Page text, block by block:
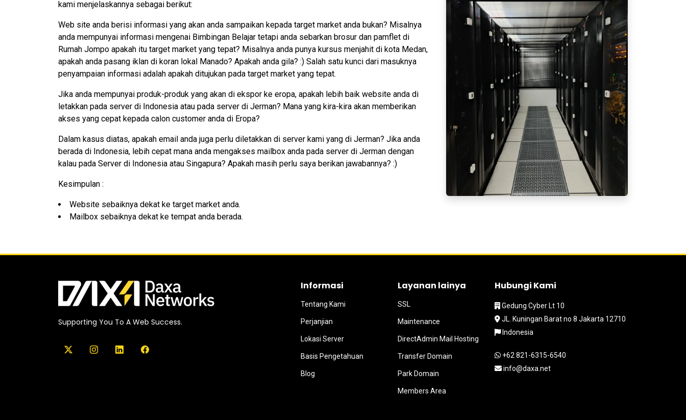
kami menjelaskannya sebagai berikut:
Web site anda berisi informasi yang akan anda sampaikan kepada target market anda bukan? Misalnya
anda mempunyai informasi mengenai Bimbingan Belajar tetapi anda sebarkan brosur dan pamflet di
Rumah Jompo apakah itu target market yang tepat? Misalnya anda punya kursus menjahit di kota Medan,
apakah anda pasang iklan di koran lokal Manado? Apakah anda gila? :) Salah satu kunci dari masuknya
penyampaian informasi adalah apakah ditujukan pada target market yang tepat.
Jika anda mempunyai produk-produk yang akan di ekspor ke eropa, apakah lebih baik website anda di
letakkan pada server di Indonesia atau pada server di Jerman? Mana yang kira-kira akan memberikan
akses yang cepat kepada calon customer anda di Eropa?
Dalam kasus diatas, apakah email anda juga perlu diletakkan di server kami yang di Jerman? Jika anda
berada di Indonesia, lebih cepat mana anda mengakses mailbox anda pada server di Jerman dengan
kalau pada Server di Indonesia atau Singapura? Apakah masih perlu saya berikan jawabannya? :)
Kesimpulan :
Website sebaiknya dekat ke target market anda.
Mailbox sebaiknya dekat ke tempat anda berada.
Supporting You To A Web Success.
Informasi
Tentang Kami
Perjanjian
Lokasi Server
Basis Pengetahuan
Blog
Layanan lainya
SSL
Maintenance
DirectAdmin Mail Hosting
Transfer Domain
Park Domain
Members Area
Hubungi Kami
Gedung Cyber Lt 10
JL. Kuningan Barat no 8 Jakarta 12710
Indonesia
+62 821-6315-6540
info@daxa.net